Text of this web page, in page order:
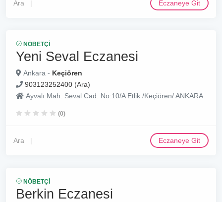
Ara Eczaneye Git
NÖBETÇI
Yeni Seval Eczanesi
Ankara - Keçiören
903123252400 (Ara)
Ayvalı Mah. Seval Cad. No:10/A Etlik /Keçiören/ ANKARA
(0)
Ara Eczaneye Git
NÖBETÇI
Berkin Eczanesi